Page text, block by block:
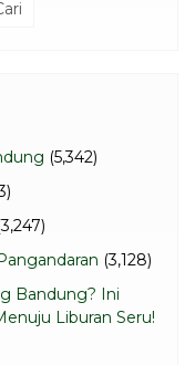
(5,342)
(3,128)
Bandung? Ini
Liburan Seru!